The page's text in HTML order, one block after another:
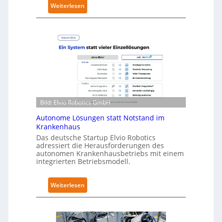
i
e
e
-
2
Z
e
r
i
i
i
Weiterlesen
N
r
a
o
o
t
i
s
e
r
i
e
Bild: Elvio Robotics GmbH
Autonome Lösungen statt Notstand im
Krankenhaus
Das deutsche Startup Elvio Robotics
adressiert die Herausforderungen des
autonomen Krankenhausbetriebs mit einem
integrierten Betriebsmodell.
Weiterlesen
A
t